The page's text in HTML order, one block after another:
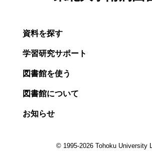
資料を探す
学習研究サポート
図書館を使う
図書館について
お知らせ
© 1995-2026 Tohoku University